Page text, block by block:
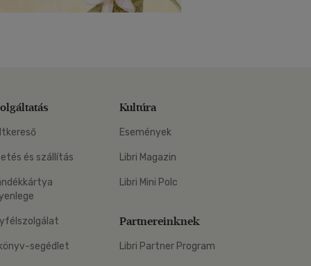
és szállítás
segédlet
Kultúra
Események
Libri Magazin
Libri Mini Polc
Partnereinknek
Libri Partner Program